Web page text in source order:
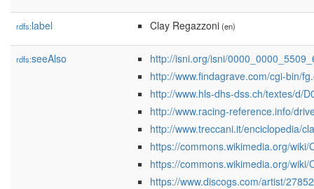
rdfs:label Clay Regazzoni(en)
rdfs:seeAlso
http://isni.org/isni/
http://www.findagrave.com/cgi-bin/
http://www.hls-dhs-dss.ch/textes/d/
http://www.racing-reference.info/
http://www.treccani.it/enciclopedia/
https://commons.wikimedia.org/
https://commons.wikimedia.org/wiki/
https://www.discogs.com/artist/